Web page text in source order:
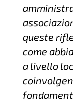
queste
come
a livello